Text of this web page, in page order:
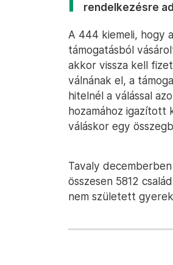
rendelkezésre
A 444 kiemeli, hogy
támogatásból
akkor vissza kell
válnának el, a
hitelnél a válással
hozamához igazított
váláskor egy
Tavaly
összesen 5812
nem született